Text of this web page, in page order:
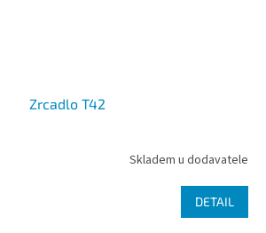
Zrcadlo T42
Skladem u dodavatele
DETAIL